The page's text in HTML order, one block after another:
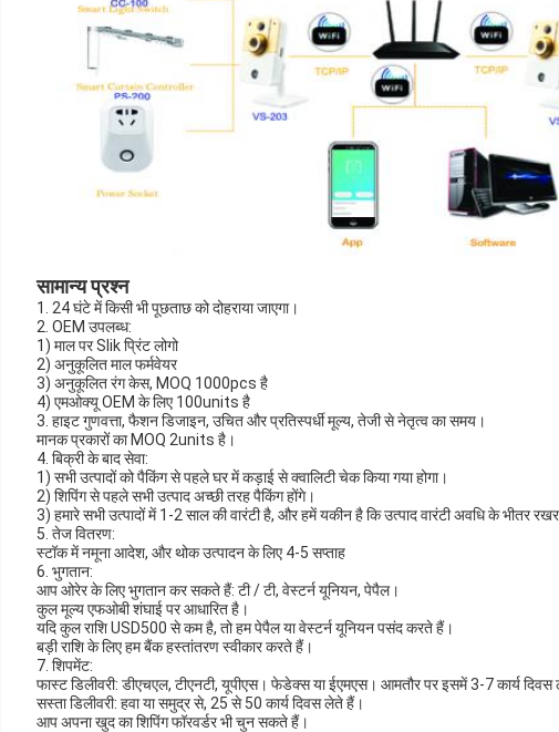
सामान्य प्रश्न
1. 24 घंटे में किसी भी पूछताछ को दोहराया जाएगा।
2. OEM उपलब्ध:
1) माल पर Slik प्रिंट लोगो
2) अनुकूलित माल फर्मवेयर
3) अनुकूलित रंग केस, MOQ 1000pcs है
4) एमओक्यू OEM के लिए 100units है
3. हाइट गुणवत्ता, फैशन डिजाइन, उचित और प्रतिस्पर्धी मूल्य, तेजी से नेतृत्व का समय।
मानक प्रकारों का MOQ 2units है।
4. बिक्री के बाद सेवा:
1) सभी उत्पादों को पैकिंग से पहले घर में कड़ाई से क्वालिटी चेक किया गया होगा।
2) शिपिंग से पहले सभी उत्पाद अच्छी तरह पैकिंग होंगे।
3) हमारे सभी उत्पादों में 1-2 साल की वारंटी है, और हमें यकीन है कि उत्पाद वारंटी अवधि के भीतर
5. तेज वितरण:
स्टॉक में नमूना आदेश, और थोक उत्पादन के लिए 4-5 सप्ताह
6. भुगतान:
आप ओरेर के लिए भुगतान कर सकते हैं: टी / टी, वेस्टर्न यूनियन, पेपैल।
कुल मूल्य एफओबी शंघाई पर आधारित है।
यदि कुल राशि USD500 से कम है, तो हम पेपैल या वेस्टर्न यूनियन पसंद करते हैं।
बड़ी राशि के लिए हम बैंक हस्तांतरण स्वीकार करते हैं।
7. शिपमेंट:
फास्ट डिलीवरी: डीएचएल, टीएनटी, यूपीएस। फेडेक्स या ईएमएस। आमतौर पर इसमें 3-7 कार्य
सस्ता डिलीवरी: हवा या समुद्र से, 25 से 50 कार्य दिवस लेते हैं।
आप अपना खुद का शिपिंग फॉरवर्डर भी चुन सकते हैं।